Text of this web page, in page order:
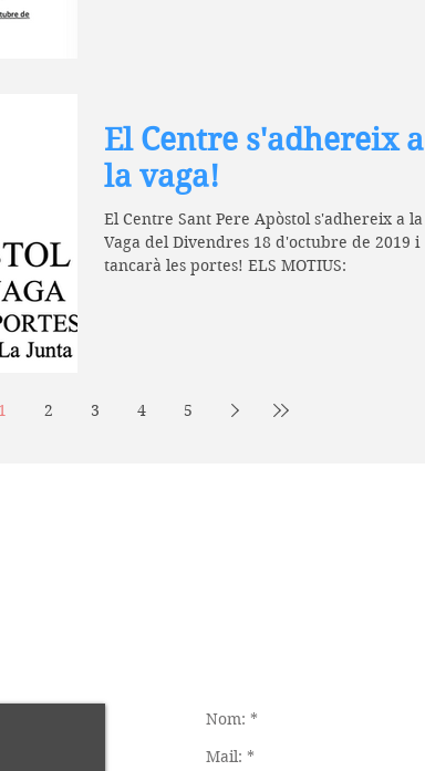
El Centre s'adhereix a
la vaga!
El Centre Sant Pere Apòstol s'adhereix a la
Vaga del Divendres 18 d'octubre de 2019 i
tancarà les portes! ELS MOTIUS:
2 3 4 5